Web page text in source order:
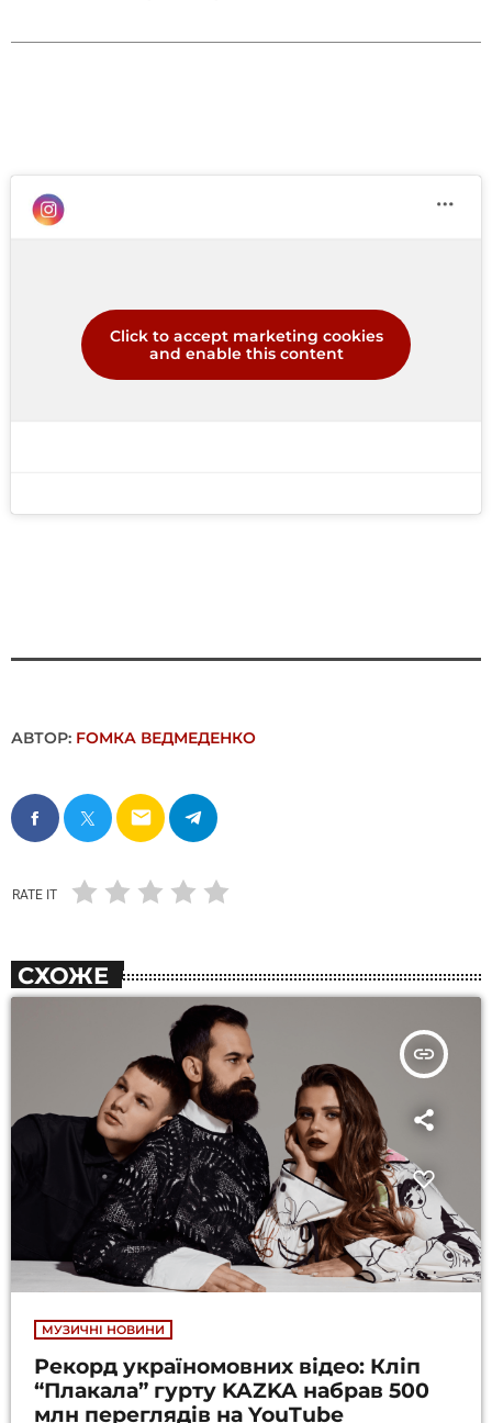
Click to accept marketing cookies
and enable this content
АВТОР: FОMКА ВЕДМЕДЕНКО
email
RATE IT
СХОЖЕ
insert_link
МУЗИЧНІ НОВИНИ
Рекорд україномовних відео: Кліп
“Плакала” гурту KAZKA набрав 500
млн переглядів на YouTube